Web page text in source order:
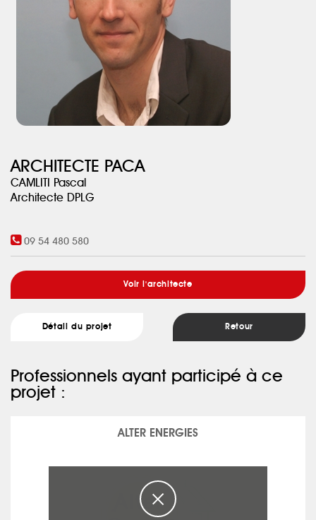
maîtrisé de bout en bout. Une très belle aventure humaine et
architecturale.
ARCHITECTE PACA
CAMLITI Pascal
Architecte DPLG
09 54 480 580
Voir l'architecte
Détail du projet Retour
Professionnels ayant participé à ce
projet :
ALTER ENERGIES